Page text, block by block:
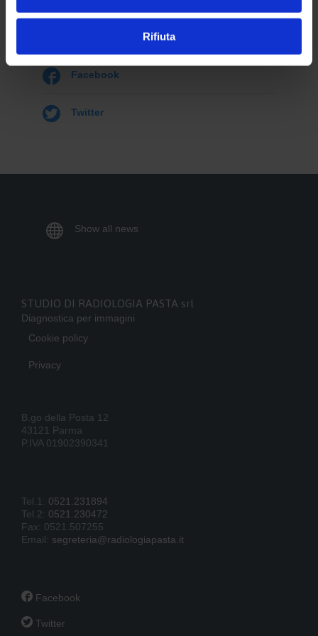
Rifiuta
Seguici su
 Facebook
 Twitter
 Show all news
STUDIO DI RADIOLOGIA PASTA srl
Diagnostica per immagini
Cookie policy
Privacy
B.go della Posta 12
43121 Parma
P.IVA 01902390341
Tel.1: 0521.231894
Tel.2: 0521.230472
Fax: 0521.507255
Email: segreteria@radiologiapasta.it
 Facebook
 Twitter